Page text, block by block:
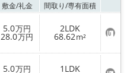
敷金/礼金 間取り/専有面積
5.0万円
28.0万円
2LDK
68.62m² お
気
に
入
り
5.0万円 1LDK